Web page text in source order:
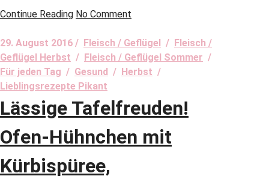
Continue Reading No Comment
29. August 2016 / Fleisch / Geflügel / Fleisch /
Geflügel Herbst / Fleisch / Geflügel Sommer /
Für jeden Tag / Gesund / Herbst /
Lieblingsrezepte Pikant
Lässige Tafelfreuden!
Ofen-Hühnchen mit
Kürbispüree,